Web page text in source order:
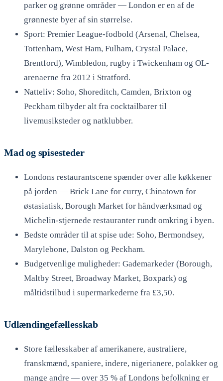
parker og grønne områder — London er en af de
grønneste byer af sin størrelse.
Sport: Premier League-fodbold (Arsenal, Chelsea,
Tottenham, West Ham, Fulham, Crystal Palace,
Brentford), Wimbledon, rugby i Twickenham og OL-
arenaerne fra 2012 i Stratford.
Natteliv: Soho, Shoreditch, Camden, Brixton og
Peckham tilbyder alt fra cocktailbarer til
livemusiksteder og natklubber.
Mad og spisesteder
Londons restaurantscene spænder over alle køkkener
på jorden — Brick Lane for curry, Chinatown for
østasiatisk, Borough Market for håndværksmad og
Michelin-stjernede restauranter rundt omkring i byen.
Bedste områder til at spise ude: Soho, Bermondsey,
Marylebone, Dalston og Peckham.
Budgetvenlige muligheder: Gademarkeder (Borough,
Maltby Street, Broadway Market, Boxpark) og
måltidstilbud i supermarkederne fra £3,50.
Udlændingefællesskab
Store fællesskaber af amerikanere, australiere,
franskmænd, spaniere, indere, nigerianere, polakker og
mange andre — over 35 % af Londons befolkning er